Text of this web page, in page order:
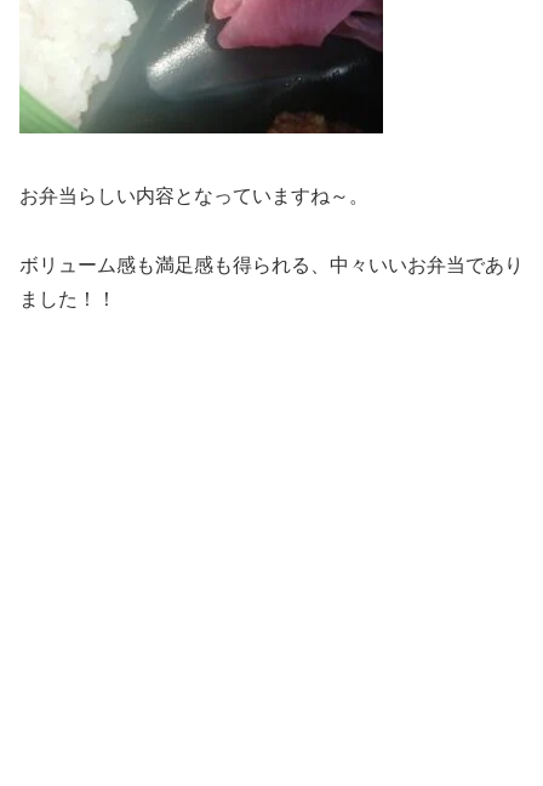
お弁当らしい内容となっていますね～。
ボリューム感も満足感も得られる、中々いいお弁当であり
ました！！